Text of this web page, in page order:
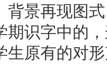
背景再现图
期识字中的
生原有的对